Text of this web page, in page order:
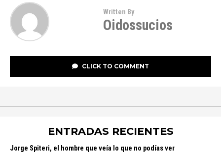
Written By
Oidossucios
CLICK TO COMMENT
ENTRADAS RECIENTES
Jorge Spiteri, el hombre que veía lo que no podías ver